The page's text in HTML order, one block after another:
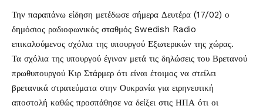
Την παραπάνω είδηση μετέδωσε σήμερα Δευτέρα (17/02) ο
δημόσιος ραδιοφωνικός σταθμός Swedish Radio
επικαλούμενος σχόλια της υπουργού Εξωτερικών της χώρας.
Τα σχόλια της υπουργού έγιναν μετά τις δηλώσεις του Βρετανού
πρωθυπουργού Κιρ Στάρμερ ότι είναι έτοιμος να στείλει
βρετανικά στρατεύματα στην Ουκρανία για ειρηνευτική
αποστολή καθώς προσπάθησε να δείξει στις ΗΠΑ ότι οι